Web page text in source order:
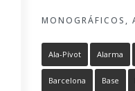
MONOGRÁFICOS,
Ala-Pívot Alarma
Barcelona Base